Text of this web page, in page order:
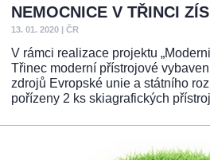
NEMOCNICE V TŘINCI
13. 01. 2020 ČR
V rámci realizace projektu
Třinec moderní přístrojové
zdrojů Evropské unie a státního
pořízeny 2 ks skiagrafických